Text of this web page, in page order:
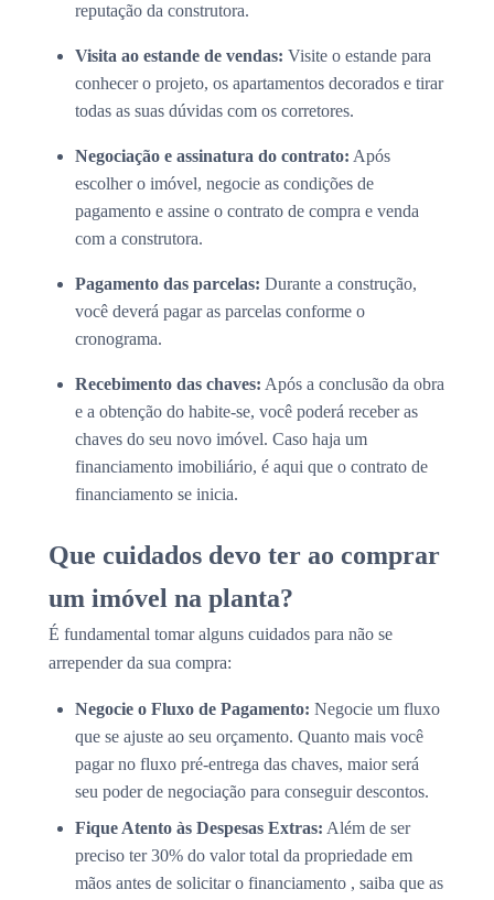
reputação da construtora.
Visita ao estande de vendas: Visite o estande para
conhecer o projeto, os apartamentos decorados e tirar
todas as suas dúvidas com os corretores.
Negociação e assinatura do contrato: Após
escolher o imóvel, negocie as condições de
pagamento e assine o contrato de compra e venda
com a construtora.
Pagamento das parcelas: Durante a construção,
você deverá pagar as parcelas conforme o
cronograma.
Recebimento das chaves: Após a conclusão da obra
e a obtenção do habite-se, você poderá receber as
chaves do seu novo imóvel. Caso haja um
financiamento imobiliário, é aqui que o contrato de
financiamento se inicia.
Que cuidados devo ter ao comprar
um imóvel na planta?
É fundamental tomar alguns cuidados para não se
arrepender da sua compra:
Negocie o Fluxo de Pagamento: Negocie um fluxo
que se ajuste ao seu orçamento. Quanto mais você
pagar no fluxo pré-entrega das chaves, maior será
seu poder de negociação para conseguir descontos.
Fique Atento às Despesas Extras: Além de ser
preciso ter 30% do valor total da propriedade em
mãos antes de solicitar o financiamento , saiba que as